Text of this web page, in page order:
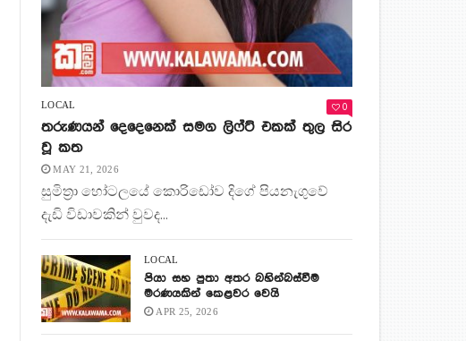
LOCAL 0
තරුණයන් දෙදෙනෙක් සමග ලිෆ්ට් එකක් තුල සිර
වූ කත
MAY 21, 2026
සුමිත්‍රා හෝටලයේ කොරිඩෝව දිගේ පියනැගුවේ
දැඩි විඩාවකින් වුවද...
LOCAL
පියා සහ පුතා අතර බහින්බස්වීම
මරණයකින් කෙළවර වෙයි
APR 25, 2026